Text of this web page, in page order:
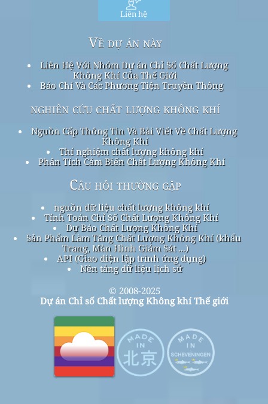
Liên hệ
Về dự án này
Liên Hệ Với Nhóm Dự án Chỉ Số Chất Lượng
Không Khí Của Thế Giới
Báo Chí Và Các Phương Tiện Truyền Thông
nghiên cứu chất lượng không khí
Nguồn Cấp Thông Tin Và Bài Viết Về Chất Lượng
Không Khí
Thí nghiệm chất lượng không khí
Phân Tích Cảm Biến Chất Lượng Không Khí
Câu hỏi thường gặp
nguồn dữ liệu chất lượng không khí
Tính Toán Chỉ Số Chất Lượng Không Khí
Dự Báo Chất Lượng Không Khí
Sản Phẩm Làm Tăng Chất Lượng Không Khí (khẩu
Trang, Màn Hình Giám Sát ...)
API (Giao diện lập trình ứng dụng)
Nền tảng dữ liệu lịch sử
© 2008-2025
Dự án Chỉ số Chất lượng Không khí Thế giới